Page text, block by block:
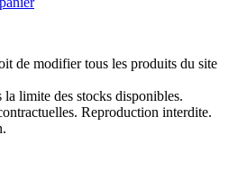
de modifier tous les produits du site
limite des stocks disponibles.
Reproduction interdite.